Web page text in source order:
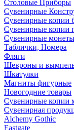
Столовые Приборы
Сувенирные
Сувенирные копии
Сувенирные копии
Сувенирные монеты
Таблички, Номера
Фляги
Шевроны и
Шкатулки
Магниты фигурные
Новогодние товары
Сувенирные копии
Сувенирная
Alchemy Gothic
Eastgate